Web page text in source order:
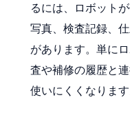
るには、ロボット
写真、検査記録、
があります。単に
査や補修の履歴と
使いにくくなります